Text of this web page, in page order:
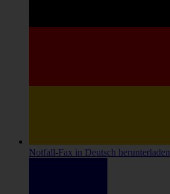
Notfall-Fax in Deutsch herunterladen